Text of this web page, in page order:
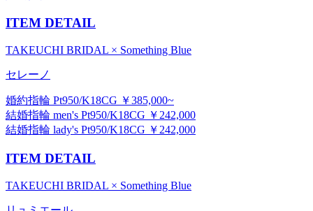
ITEM DETAIL
TAKEUCHI BRIDAL × Something Blue
セレーノ
婚約指輪 Pt950/K18CG ￥385,000~
結婚指輪 men's Pt950/K18CG ￥242,000
結婚指輪 lady's Pt950/K18CG ￥242,000
ITEM DETAIL
TAKEUCHI BRIDAL × Something Blue